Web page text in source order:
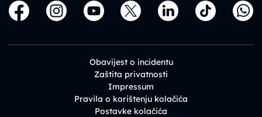
Obavijest o incidentu
Zaštita privatnosti
Impressum
Pravila o korištenju kolačića
Postavke kolačića